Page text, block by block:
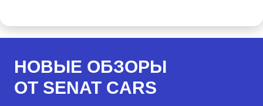
НОВЫЕ ОБЗОРЫ
ОТ SENAT CARS